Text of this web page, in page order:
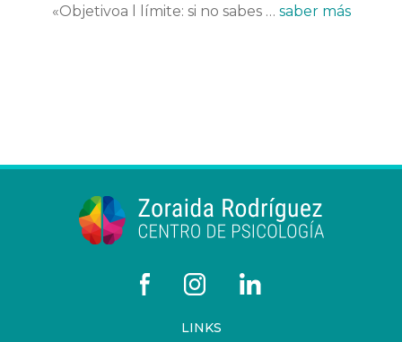
«Objetivoa l límite: si no sabes … saber más
LINKS